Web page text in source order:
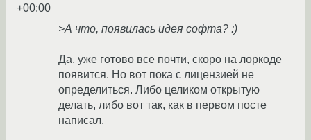
+00:00
>А что, появилась идея софта? :)
Да, уже готово все почти, скоро на лоркоде
появится. Но вот пока с лицензией не
определиться. Либо целиком открытую
делать, либо вот так, как в первом посте
написал.